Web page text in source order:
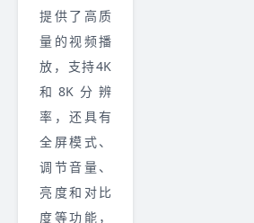
提供了高质
量的视频播
放，支持4K
和8K分辨
率，还具有
全屏模式、
调节音量、
亮度和对比
度等功能，